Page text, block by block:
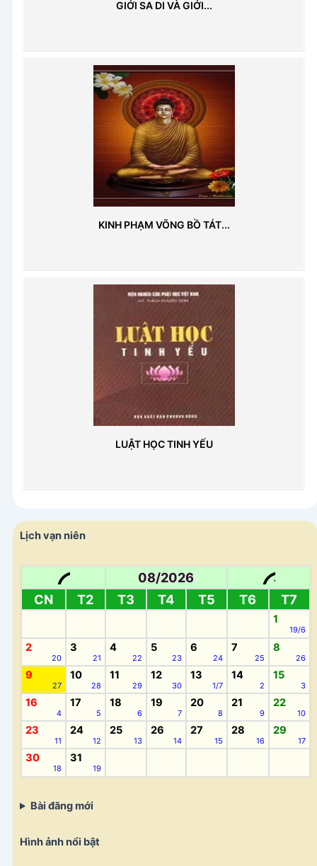
GIỚI SA DI VÀ GIỚI...
KINH PHẠM VÕNG BỒ TÁT...
LUẬT HỌC TINH YẾU
Lịch vạn niên
08/2026
CN
T2 T3 T4 T5 T6 T7
1
19/6
2
20
3
21
4
22
5
23
6
24
7
25
8
26
9
27
10
28
11
29
12
30
13
1/7
14
2
15
3
16
4
17
5
18
6
19
7
20
8
21
9
22
10
23
11
24
12
25
13
26
14
27
15
28
16
29
17
30
18
31
19
Bài đăng mới
Hình ảnh nổi bật